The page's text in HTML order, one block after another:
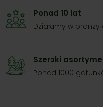
Ponad 10 lat
Działamy w
Szeroki
Ponad 1000